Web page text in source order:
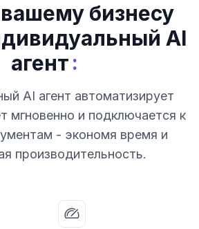
бизнесу
AI
агент:
AI агент автоматизирует
мгновенно и подключается к
- экономя время и
производительность.